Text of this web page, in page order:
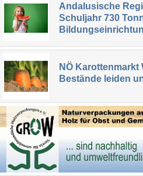
Andalusische
Schuljahr 730
NÖ Karottenmarkt
Bestände leiden